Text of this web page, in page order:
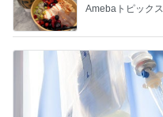
Amebaトピックス